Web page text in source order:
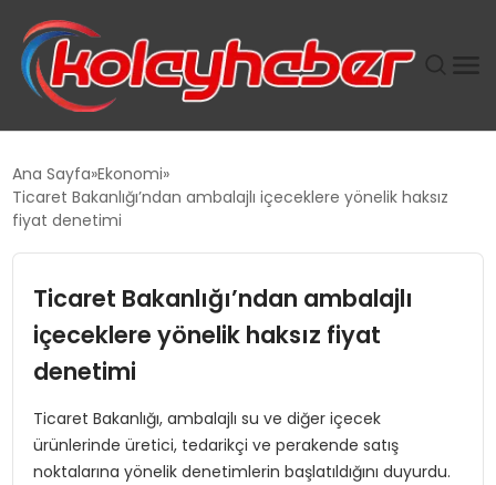
SUWEN’IN İSTIHDAM MODELI EKONOMIDE KADIN
TANYER YAPI ZEMIN MÜHENDISLIĞINDE HEDEF
BÜYÜTTÜ
TOROSLAR’DA PAZAR GERGİNLİĞİ!
Ana Sayfa Ekonomi
Ticaret Bakanlığı’ndan ambalajlı içeceklere yönelik haksız
fiyat denetimi
Ticaret Bakanlığı’ndan ambalajlı
içeceklere yönelik haksız fiyat
denetimi
Ticaret Bakanlığı, ambalajlı su ve diğer içecek
ürünlerinde üretici, tedarikçi ve perakende satış
noktalarına yönelik denetimlerin başlatıldığını duyurdu.